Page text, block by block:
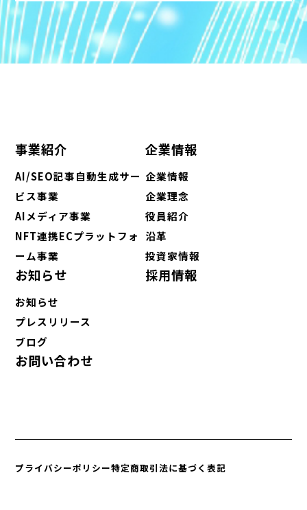
事業紹介
AI/SEO記事自動生成サー
ビス事業
AIメディア事業
NFT連携ECプラットフォ
ーム事業
企業情報
企業情報
企業理念
役員紹介
沿革
投資家情報
お知らせ
お知らせ
プレスリリース
ブログ
採用情報
お問い合わせ
プライバシーポリシー特定商取引法に基づく表記